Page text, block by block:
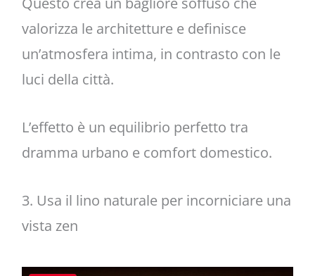
valorizza le architetture e definisce
un’atmosfera intima, in contrasto con le
luci della città.
L’effetto è un equilibrio perfetto tra
dramma urbano e comfort domestico.
3. Usa il lino naturale per incorniciare una
vista zen